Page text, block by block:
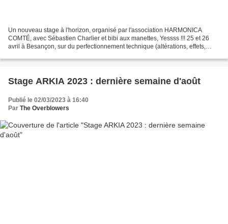
Un nouveau stage à l'horizon, organisé par l'association HARMONICA
COMTÉ, avec Sébastien Charlier et bibi aux manettes, Yessss !!! 25 et 26
avril à Besançon, sur du perfectionnement technique (altérations, effets,
Stage ARKIA 2023 : dernière semaine d'août
Publié le 02/03/2023 à 16:40
Par The Overblowers